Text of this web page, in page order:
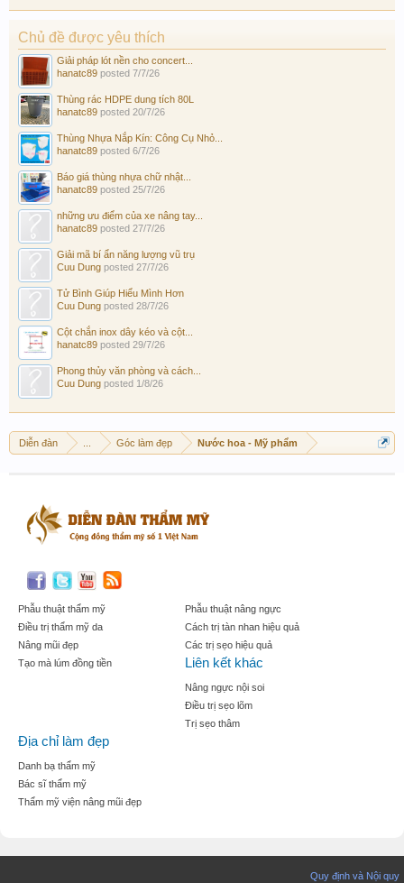
Chủ đề được yêu thích
Giải pháp lót nền cho concert...
hanatc89 posted 7/7/26
Thùng rác HDPE dung tích 80L
hanatc89 posted 20/7/26
Thùng Nhựa Nắp Kín: Công Cụ Nhỏ...
hanatc89 posted 6/7/26
Báo giá thùng nhựa chữ nhật...
hanatc89 posted 25/7/26
những ưu điểm của xe nâng tay...
hanatc89 posted 27/7/26
Giải mã bí ẩn năng lượng vũ trụ
Cuu Dung posted 27/7/26
Tử Bình Giúp Hiểu Mình Hơn
Cuu Dung posted 28/7/26
Cột chắn inox dây kéo và cột...
hanatc89 posted 29/7/26
Phong thủy văn phòng và cách...
Cuu Dung posted 1/8/26
Diễn đàn Góc làm đẹp Nước hoa - Mỹ phẩm
Phẫu thuật thẩm mỹ
Điều trị thẩm mỹ da
Nâng mũi đẹp
Tạo mà lúm đồng tiền
Phẫu thuật nâng ngực
Cách trị tàn nhan hiệu quả
Các trị sẹo hiệu quả
Liên kết khác
Nâng ngực nội soi
Điều trị sẹo lõm
Trị sẹo thâm
Địa chỉ làm đẹp
Danh bạ thẩm mỹ
Bác sĩ thẩm mỹ
Thẩm mỹ viện nâng mũi đẹp
Quy định và Nội quy